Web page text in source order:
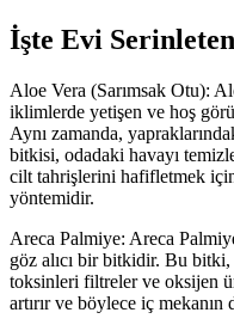
İşte Evi
Aloe Vera (Sarımsak Otu):
iklimlerde yetişen ve hoş
Aynı zamanda,
bitkisi, odadaki havayı
cilt tahrişlerini hafifletmek
yöntemidir.
Areca Palmiye: Areca
göz alıcı bir bitkidir. Bu
toksinleri filtreler ve oksijen
artırır ve böylece iç